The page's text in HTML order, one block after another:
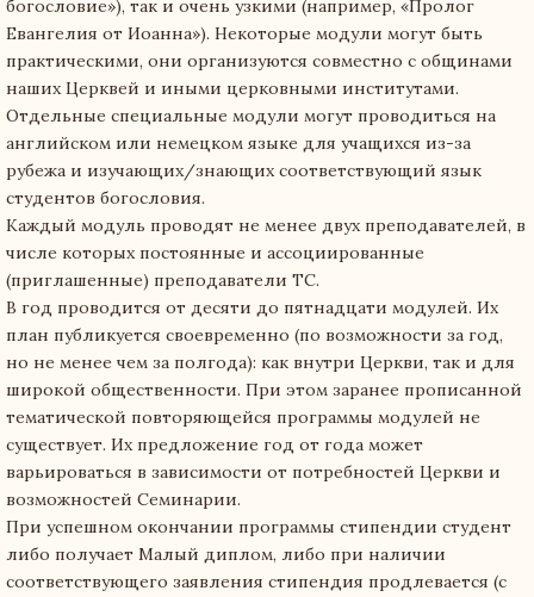
богословие»), так и очень узкими (например, «Пролог
Евангелия от Иоанна»). Некоторые модули могут быть
практическими, они организуются совместно с общинами
наших Церквей и иными церковными институтами.
Отдельные специальные модули могут проводиться на
английском или немецком языке для учащихся из-за
рубежа и изучающих/знающих соответствующий язык
студентов богословия.
Каждый модуль проводят не менее двух преподавателей, в
числе которых постоянные и ассоциированные
(приглашенные) преподаватели ТС.
В год проводится от десяти до пятнадцати модулей. Их
план публикуется своевременно (по возможности за год,
но не менее чем за полгода): как внутри Церкви, так и для
широкой общественности. При этом заранее прописанной
тематической повторяющейся программы модулей не
существует. Их предложение год от года может
варьироваться в зависимости от потребностей Церкви и
возможностей Семинарии.
При успешном окончании программы стипендии студент
либо получает Малый диплом, либо при наличии
соответствующего заявления стипендия продлевается (с